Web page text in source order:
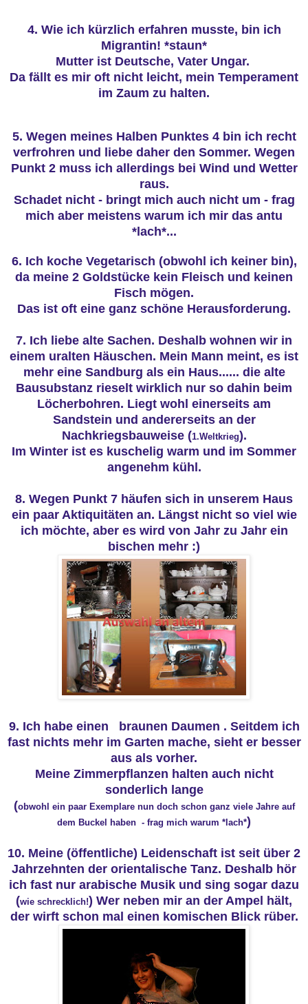
4. Wie ich kürzlich erfahren musste, bin ich
Migrantin! *staun*
Mutter ist Deutsche, Vater Ungar.
Da fällt es mir oft nicht leicht, mein Temperament
im Zaum zu halten.
5. Wegen meines Halben Punktes 4 bin ich recht
verfrohren und liebe daher den Sommer. Wegen
Punkt 2 muss ich allerdings bei Wind und Wetter
raus.
Schadet nicht - bringt mich auch nicht um - frag
mich aber meistens warum ich mir das antu
*lach*...
6. Ich koche Vegetarisch (obwohl ich keiner bin),
da meine 2 Goldstücke kein Fleisch und keinen
Fisch mögen.
Das ist oft eine ganz schöne Herausforderung.
7. Ich liebe alte Sachen. Deshalb wohnen wir in
einem uralten Häuschen. Mein Mann meint, es ist
mehr eine Sandburg als ein Haus...... die alte
Bausubstanz rieselt wirklich nur so dahin beim
Löcherbohren. Liegt wohl einerseits am
Sandstein und andererseits an der
Nachkriegsbauweise (1.Weltkrieg).
Im Winter ist es kuschelig warm und im Sommer
angenehm kühl.
8. Wegen Punkt 7 häufen sich in unserem Haus
ein paar Aktiquitäten an. Längst nicht so viel wie
ich möchte, aber es wird von Jahr zu Jahr ein
bischen mehr :)
9. Ich habe einen braunen Daumen . Seitdem ich
fast nichts mehr im Garten mache, sieht er besser
aus als vorher.
Meine Zimmerpflanzen halten auch nicht
sonderlich lange
(obwohl ein paar Exemplare nun doch schon ganz viele Jahre auf
dem Buckel haben - frag mich warum *lach*)
10. Meine (öffentliche) Leidenschaft ist seit über 2
Jahrzehnten der orientalische Tanz. Deshalb hör
ich fast nur arabische Musik und sing sogar dazu
(wie schrecklich!) Wer neben mir an der Ampel hält,
der wirft schon mal einen komischen Blick rüber.